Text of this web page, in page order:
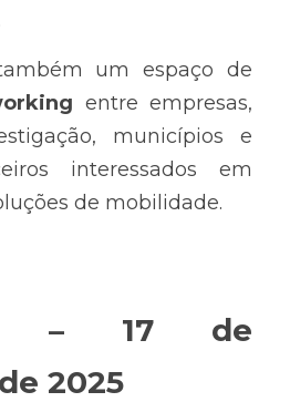
entre empresas,
municípios e
interessados em
de mobilidade.
– 17 de
2025